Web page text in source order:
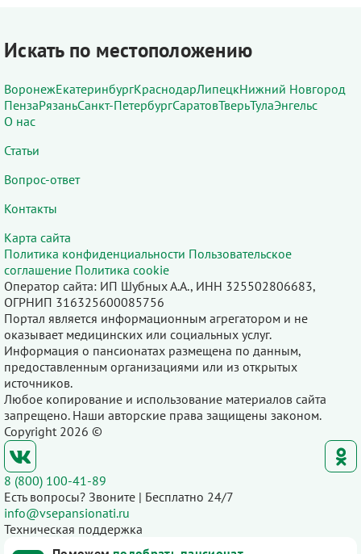
Искать по местоположению
ВоронежЕкатеринбургКраснодарЛипецкНижний Новгород
ПензаРязаньСанкт-ПетербургСаратовТверьТулаЭнгельс
О нас
Статьи
Вопрос-ответ
Контакты
Карта сайта
Политика конфиденциальности Пользовательское
соглашение Политика cookie
Оператор сайта: ИП Шубных А.А., ИНН 325502806683,
ОГРНИП 316325600085756
Портал является информационным агрегатором и не
оказывает медицинских или социальных услуг.
Информация о пансионатах размещена по данным,
предоставленным организациями или из открытых
источников.
Любое копирование и использование материалов сайта
запрещено. Наши авторские права защищены законом.
Copyright 2026 ©
8 (800) 100-41-89
Есть вопросы? Звоните | Бесплатно 24/7
info@vsepansionati.ru
Техническая поддержка